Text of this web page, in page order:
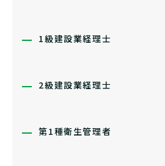
1級建設業経理士
2級建設業経理士
第1種衛生管理者